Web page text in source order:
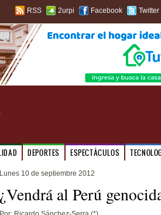
RSS 2urpi Facebook Twitter
DEPORTES ESPECTÁCULOS
Lunes 10 de septiembre 2012
¿Vendrá al Perú